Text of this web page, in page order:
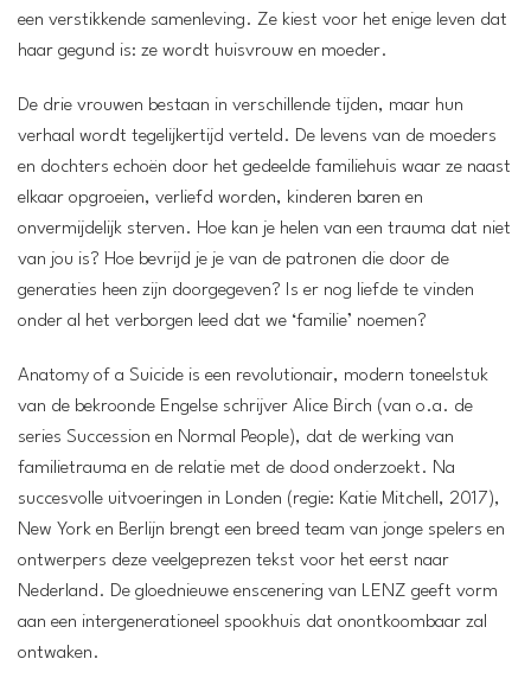
een verstikkende samenleving. Ze kiest voor het enige leven dat
haar gegund is: ze wordt huisvrouw en moeder.
De drie vrouwen bestaan in verschillende tijden, maar hun
verhaal wordt tegelijkertijd verteld. De levens van de moeders
en dochters echoën door het gedeelde familiehuis waar ze naast
elkaar opgroeien, verliefd worden, kinderen baren en
onvermijdelijk sterven. Hoe kan je helen van een trauma dat niet
van jou is? Hoe bevrijd je je van de patronen die door de
generaties heen zijn doorgegeven? Is er nog liefde te vinden
onder al het verborgen leed dat we ‘familie’ noemen?
Anatomy of a Suicide is een revolutionair, modern toneelstuk
van de bekroonde Engelse schrijver Alice Birch (van o.a. de
series Succession en Normal People), dat de werking van
familietrauma en de relatie met de dood onderzoekt. Na
succesvolle uitvoeringen in Londen (regie: Katie Mitchell, 2017),
New York en Berlijn brengt een breed team van jonge spelers en
ontwerpers deze veelgeprezen tekst voor het eerst naar
Nederland. De gloednieuwe enscenering van LENZ geeft vorm
aan een intergenerationeel spookhuis dat onontkoombaar zal
ontwaken.